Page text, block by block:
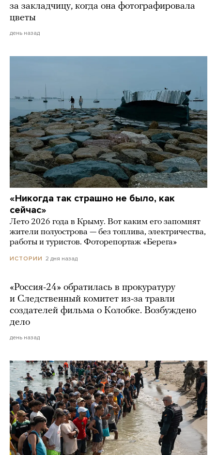
за закладчицу, когда она фотографировала
цветы
день назад
«Никогда так страшно не было, как
сейчас»
Лето 2026 года в Крыму. Вот каким его запомнят
жители полуострова — без топлива, электричества,
работы и туристов. Фоторепортаж «Берега»
ИСТОРИИ 2 дня назад
«Россия-24» обратилась в прокуратуру
и Следственный комитет из-за травли
создателей фильма о Колобке. Возбуждено
дело
день назад